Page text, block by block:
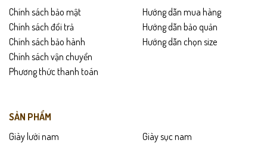
Chính sách bảo mật
Chính sách đổi trả
Chính sách bảo hành
Chính sách vận chuyển
Phương thức thanh toán
Hướng dẫn mua hàng
Hướng dẫn bảo quản
Hướng dẫn chọn size
SẢN PHẨM
Giày lười nam
Giày sục nam